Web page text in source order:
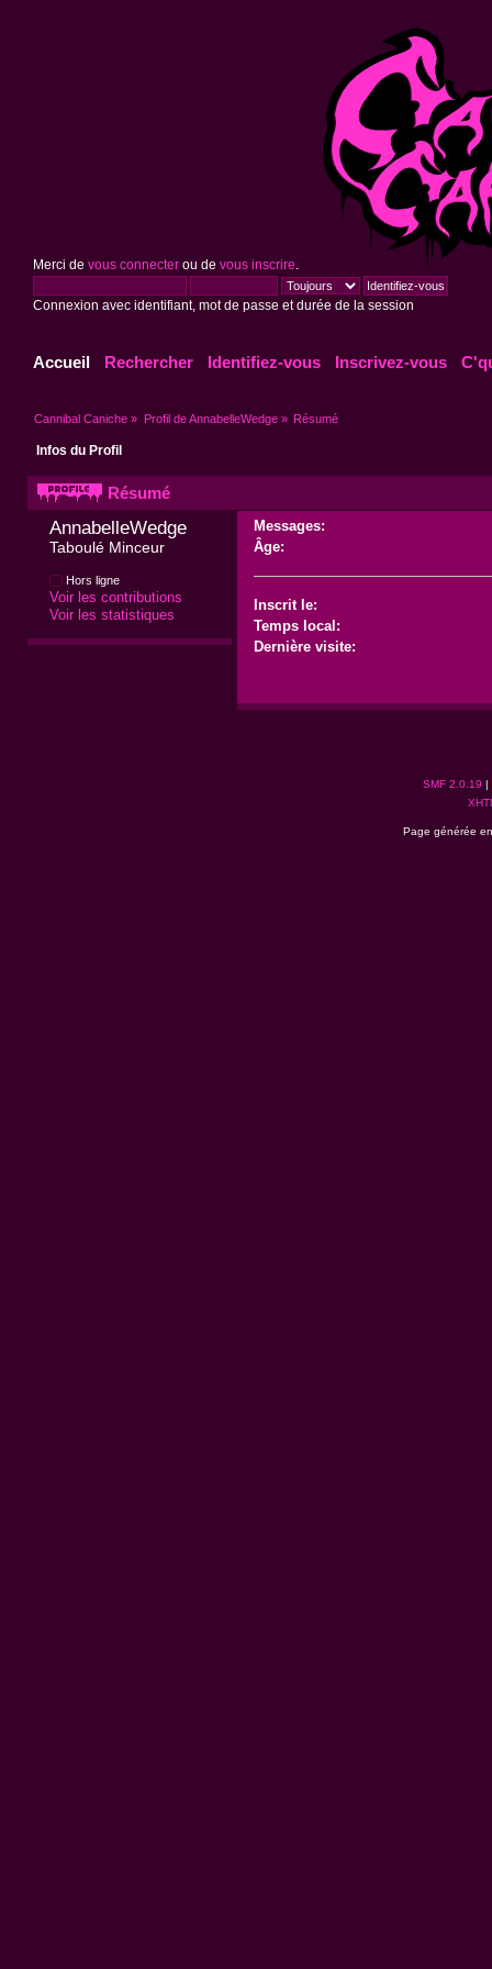
Merci de vous connecterou de vous inscrire
Connexion avec identifiant, mot de passe et durée de la session
Accueil Rechercher Identifiez-vous Inscrivez-vous
Cannibal Caniche » Profil de AnnabelleWedge» Résumé
Infos du Profil
Résumé
AnnabelleWedge
Taboulé Minceur
Hors ligne
Voir les contributions
Voir les statistiques
Messages:
Âge:
Inscrit le:
Temps local:
Dernière visite:
SMF 2.0.19 |
Page générée